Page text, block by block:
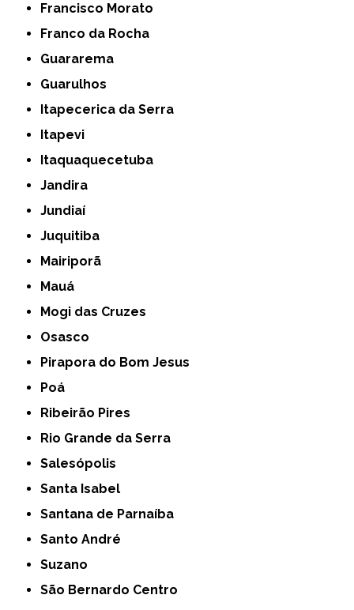
Francisco Morato
Franco da Rocha
Guararema
Guarulhos
Itapecerica da Serra
Itapevi
Itaquaquecetuba
Jandira
Jundiaí
Juquitiba
Mairiporã
Mauá
Mogi das Cruzes
Osasco
Pirapora do Bom Jesus
Poá
Ribeirão Pires
Rio Grande da Serra
Salesópolis
Santa Isabel
Santana de Parnaíba
Santo André
Suzano
São Bernardo Centro